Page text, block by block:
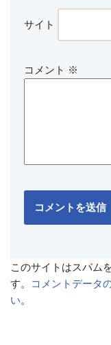
サイト
コメント ※
このサイトはスパム
す。
コメントデータ
い。